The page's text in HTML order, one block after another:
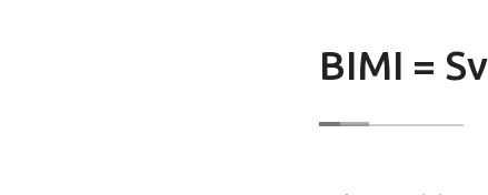
BIMI =